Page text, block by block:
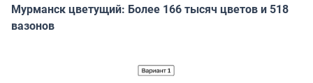
Мурманск цветущий: Более 166 тысяч цветов и 518
вазонов